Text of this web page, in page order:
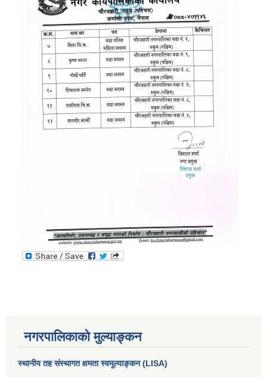
नगरपालिकाको मुल्याङ्कन
स्थानीय तह संस्थागत क्षमता स्वमूल्याङ्कन (LISA)